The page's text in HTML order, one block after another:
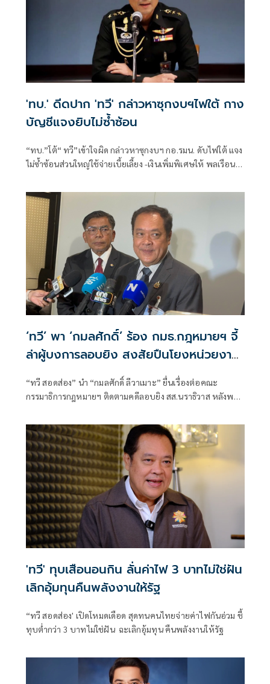
'ทบ.' ดีดปาก 'ทวี' กล่าวหาซุกงบฯไฟใต้ กาง
บัญชีแจงยิบไม่ซ้ำซ้อน
“ทบ.”โต้“ ทวี”เข้าใจผิด กล่าวหาซุกงบฯ กอ.รมน. ดับไฟใต้ แจง
ไม่ซ้ำซ้อนส่วนใหญ่ใช้จ่ายเบี้ยเลี้ยง -เงินเพิ่มพิเศษให้ พลเรือน-
‘ทวี’ พา ‘กมลศักดิ์’ ร้อง กมธ.กฎหมายฯ จี้
ล่าผู้บงการลอบยิง สงสัยปืนโยงหน่วยงาน
“ทวี สอดส่อง” นำ “กมลศักดิ์ ลีวาเมาะ” ยื่นเรื่องต่อคณะ
กรรมาธิการกฎหมายฯ ติดตามคดีลอบยิง สส.นราธิวาส หลังพบ
'ทวี' ทุบเสือนอนกิน ลั่นค่าไฟ 3 บาทไม่ใช่ฝัน
เลิกอุ้มทุนคืนพลังงานให้รัฐ
“ทวี สอดส่อง' เปิดโหมดเดือด สุดทนคนไทยจ่ายค่าไฟกันอ่วม ชี้
ทุบต่ำกว่า 3 บาทไม่ใช่ฝัน ฉะเลิกอุ้มทุน คืนพลังงานให้รัฐ